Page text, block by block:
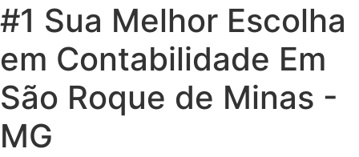
#1 Sua Melhor Escolha
em Contabilidade Em
São Roque de Minas -
MG